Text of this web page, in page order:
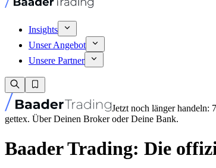
Insights
Unser Angebot
Unsere Partner
Jetzt noch länger handeln:
gettex. Über Deinen Broker oder Deine Bank.
Baader Trading: Die